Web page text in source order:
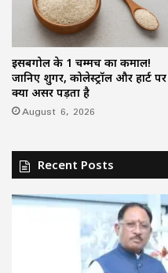
इसबगोल के 1 चम्मच का कमाल!
जानिए शुगर, कोलेस्ट्रॉल और हार्ट पर
क्या असर पड़ता है
August 6, 2026
Recent Posts